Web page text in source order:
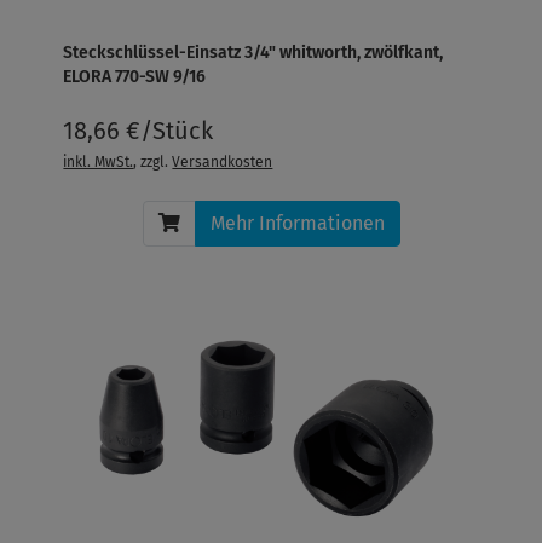
Steckschlüssel-Einsatz 3/4" whitworth, zwölfkant,
ELORA 770-SW 9/16
18,66 €/Stück
inkl. MwSt., zzgl.Versandkosten
Mehr Informationen